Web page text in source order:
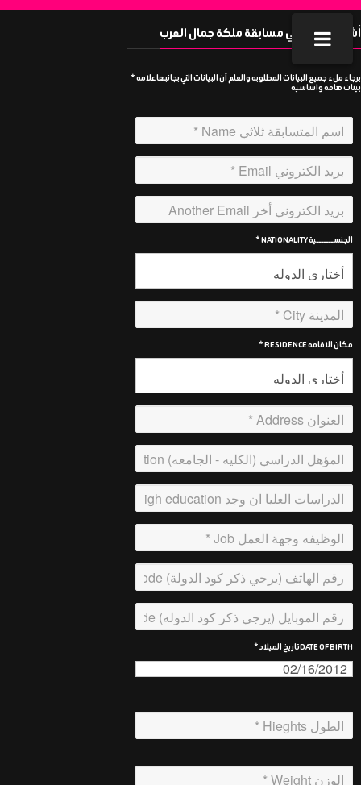
أشتركي معنا في مسابقة ملكة جمال العرب
برجاء ملء جميع البيانات المطلوبه والعلم أن البيانات التي بجانبها علامه *
بينات هامه واساسيه
الجنســـــــية NATIONALITY *
مكان الاقامه RESIDENCE *
DATE OF BIRTH تاريخ الميلاد *